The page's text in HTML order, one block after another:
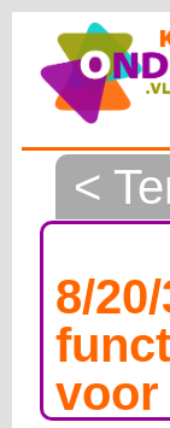
<
8/
voor